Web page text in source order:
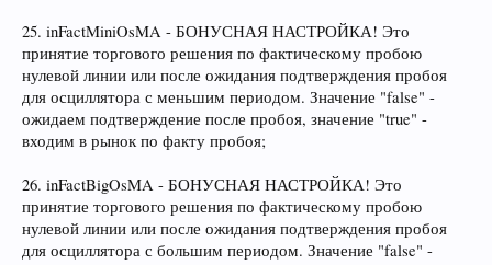
25. inFactMiniOsMA - БОНУСНАЯ НАСТРОЙКА! Это
принятие торгового решения по фактическому пробою
нулевой линии или после ожидания подтверждения пробоя
для осциллятора с меньшим периодом. Значение "false" -
ожидаем подтверждение после пробоя, значение "true" -
входим в рынок по факту пробоя;
26. inFactBigOsMA - БОНУСНАЯ НАСТРОЙКА! Это
принятие торгового решения по фактическому пробою
нулевой линии или после ожидания подтверждения пробоя
для осциллятора с большим периодом. Значение "false" -